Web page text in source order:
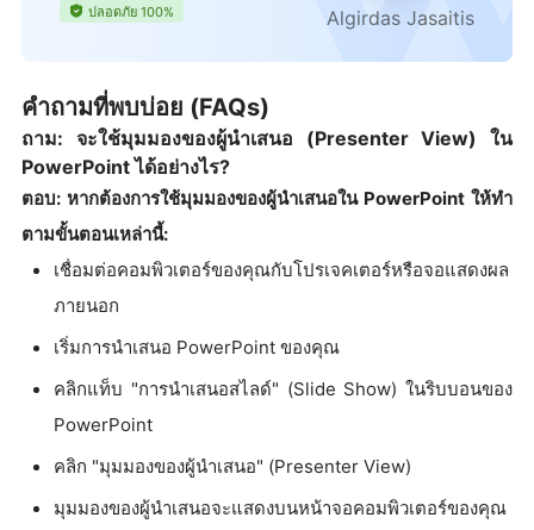
ปลอดภัย 100% Algirdas Jasaitis
คำถามที่พบบ่อย (FAQs)
ถาม: จะใช้มุมมองของผู้นำเสนอ (Presenter View) ใน
PowerPoint ได้อย่างไร?
ตอบ: หากต้องการใช้มุมมองของผู้นำเสนอใน PowerPoint ให้ทำ
ตามขั้นตอนเหล่านี้:
เชื่อมต่อคอมพิวเตอร์ของคุณกับโปรเจคเตอร์หรือจอแสดงผล
ภายนอก
เริ่มการนำเสนอ PowerPoint ของคุณ
คลิกแท็บ "การนำเสนอสไลด์" (Slide Show) ในริบบอนของ
PowerPoint
คลิก "มุมมองของผู้นำเสนอ" (Presenter View)
มุมมองของผู้นำเสนอจะแสดงบนหน้าจอคอมพิวเตอร์ของคุณ